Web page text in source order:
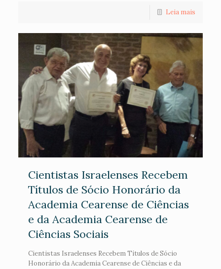
Leia mais
Cientistas Israelenses Recebem
Títulos de Sócio Honorário da
Academia Cearense de Ciências
e da Academia Cearense de
Ciências Sociais
Cientistas Israelenses Recebem Títulos de Sócio
Honorário da Academia Cearense de Ciências e da